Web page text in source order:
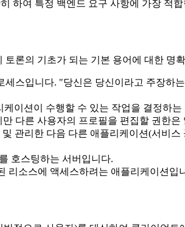
하여 특정 백엔드 요구 사항에 가장 적
론의 기초가 되는 기본 용어에 대한 명
세스입니다. "당신은 당신이라고 주장하
케이션이 수행할 수 있는 작업을 결정하
다른 사용자의 프로필을 편집할 권한은
관리한 다음 다른 애플리케이션(서비
호스팅하는 서버입니다.
리소스에 액세스하려는 애플리케이션